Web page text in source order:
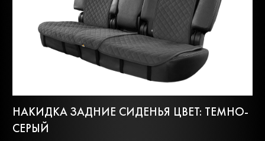
НАКИДКА ЗАДНИЕ СИДЕНЬЯ ЦВЕТ: ТЕМНО-
СЕРЫЙ